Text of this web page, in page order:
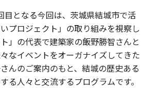
目となる今回は、茨城県結城市で活
プロジェクト」の取り組みを視察し
」の代表で建築家の飯野勝智さんと
なイベントをオーガナイズしてきた
んのご案内のもと、結城の歴史ある
る人々と交流するプログラムです。